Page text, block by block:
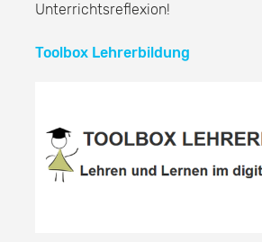
Unterrichtsreflexion!
Toolbox Lehrerbildung